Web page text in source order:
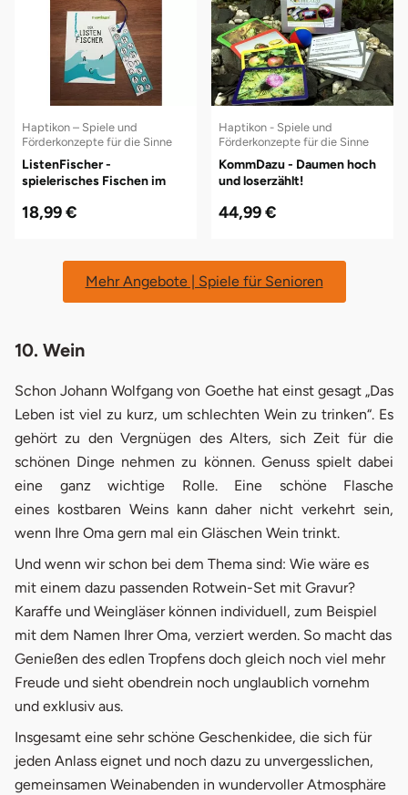
Haptikon – Spiele und
Förderkonzepte für die Sinne
ListenFischer -
spielerisches Fischen im
Erinnerungen
18,99 €
Haptikon - Spiele und
Förderkonzepte für die Sinne
KommDazu - Daumen hoch
und loserzählt!
44,99 €
Mehr Angebote | Spiele für Senioren
10. Wein
Schon Johann Wolfgang von Goethe hat einst gesagt „Das
Leben ist viel zu kurz, um schlechten Wein zu trinken“. Es
gehört zu den Vergnügen des Alters, sich Zeit für die
schönen Dinge nehmen zu können. Genuss spielt dabei
eine ganz wichtige Rolle. Eine schöne Flasche
eines kostbaren Weinskann daher nicht verkehrt sein,
wenn Ihre Oma gern mal ein Gläschen Wein trinkt.
Und wenn wir schon bei dem Thema sind: Wie wäre es
mit einem dazu passenden Rotwein-Set mit Gravur?
Karaffe und Weingläser können individuell, zum Beispiel
mit dem Namen Ihrer Oma, verziert werden. So macht das
Genießen des edlen Tropfens doch gleich noch viel mehr
Freude und sieht obendrein noch unglaublich vornehm
und exklusiv aus.
Insgesamt eine sehr schöne Geschenkidee, die sich für
jeden Anlass eignet und noch dazu zu unvergesslichen,
gemeinsamen Weinabenden in wundervoller Atmosphäre